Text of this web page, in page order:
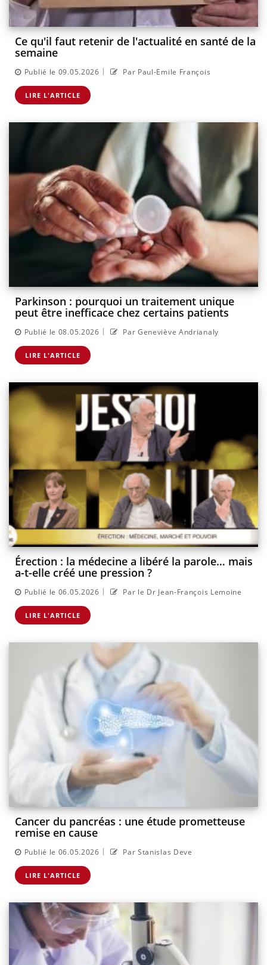
Ce qu'il faut retenir de l'actualité en santé de la
semaine
Publié le 09.05.2026 | Par Paul-Emile François
LIRE L'ARTICLE
Parkinson : pourquoi un traitement unique
peut être inefficace chez certains patients
Publié le 08.05.2026 | Par Geneviève Andrianaly
LIRE L'ARTICLE
Érection : la médecine a libéré la parole… mais
a-t-elle créé une pression ?
Publié le 06.05.2026 | Par le Dr Jean-François Lemoine
LIRE L'ARTICLE
Cancer du pancréas : une étude prometteuse
remise en cause
Publié le 06.05.2026 | Par Stanislas Deve
LIRE L'ARTICLE